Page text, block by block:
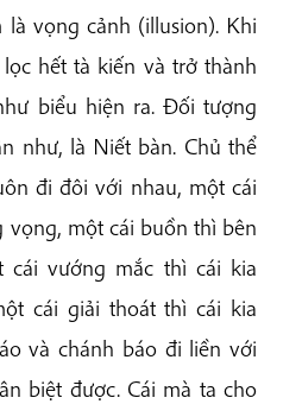
vọng cảnh (illusion). Khi
hết tà kiến và trở thành
biểu hiện ra. Đối tượng
như, là Niết bàn. Chủ thể
đi đôi với nhau, một cái
vọng, một cái buồn thì bên
cái vướng mắc thì cái kia
cái giải thoát thì cái kia
và chánh báo đi liền với
biệt được. Cái mà ta cho